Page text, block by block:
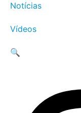
Notícias
Vídeos
🔍